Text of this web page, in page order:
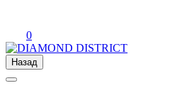
0
Назад